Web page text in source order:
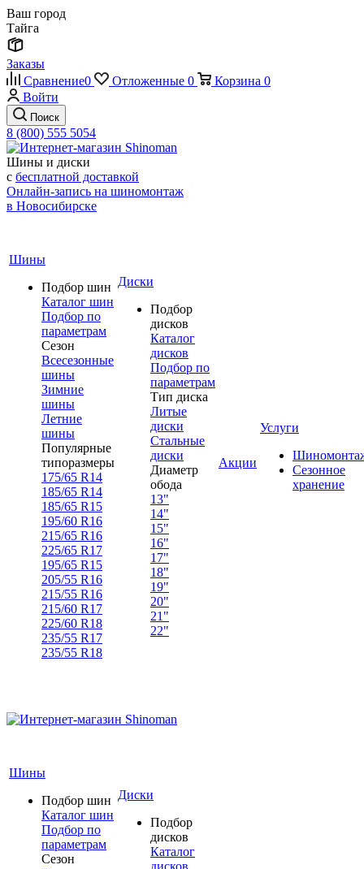
Ваш город
Тайга
Заказы
Сравнение0 Отложенные 0 Корзина 0
Войти
Поиск
8 (800) 555 5054
Шины и диски
с бесплатной доставкой
Онлайн-запись на шиномонтаж
в Новосибирске
Шины
Подбор шин
Каталог шин
Подбор по
параметрам
Сезон
Всесезонные
шины
Зимние
шины
Летние
шины
Популярные
типоразмеры
175/65 R14
185/65 R14
185/65 R15
195/60 R16
215/65 R16
225/65 R17
195/65 R15
205/55 R16
215/55 R16
215/60 R17
225/60 R18
235/55 R17
235/55 R18
Диски
Подбор
дисков
Каталог
дисков
Подбор по
параметрам
Тип диска
Литые
диски
Стальные
диски
Диаметр
обода
13"
14"
15"
16"
17"
18"
19"
20"
21"
22"
Акции
Услуги
Сезонное
хранение
Шины
Подбор шин
Каталог шин
Подбор по
параметрам
Сезон
Диски
Подбор
дисков
Каталог
дисков